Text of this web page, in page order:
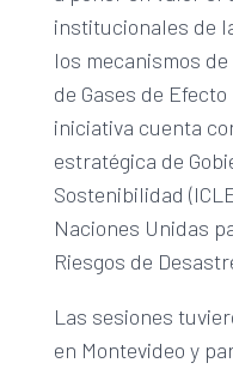
institucionales de
los mecanismos
de Gases de
iniciativa cuenta
estratégica de
Sostenibilidad
Naciones Unidas
Riesgos de
Las sesiones
en Montevideo y